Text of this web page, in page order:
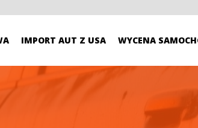
IMPORT AUT Z USA WYCENA